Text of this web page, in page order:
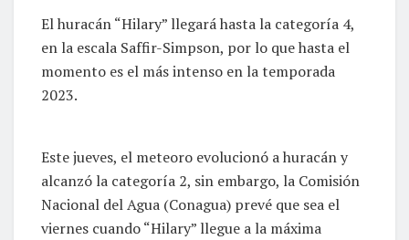
El huracán “Hilary” llegará hasta la categoría 4,
en la escala Saffir-Simpson, por lo que hasta el
momento es el más intenso en la temporada
2023.
Este jueves, el meteoro evolucionó a huracán y
alcanzó la categoría 2, sin embargo, la Comisión
Nacional del Agua (Conagua) prevé que sea el
viernes cuando “Hilary” llegue a la máxima